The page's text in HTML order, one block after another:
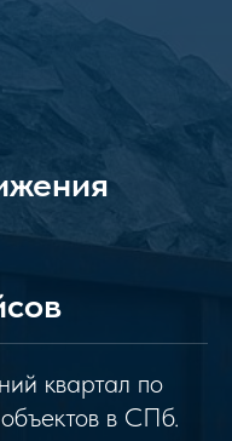
квартал по
в СПб.